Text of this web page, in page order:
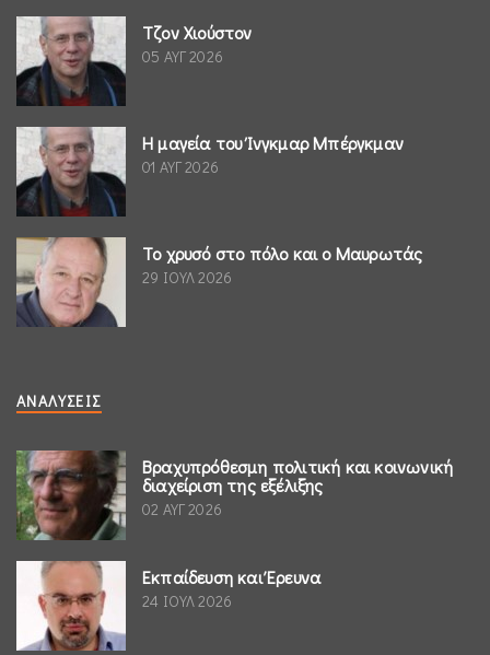
Τζον Χιούστον
05 ΑΥΓ 2026
Η μαγεία του Ίνγκμαρ Μπέργκμαν
01 ΑΥΓ 2026
Το χρυσό στο πόλο και ο Μαυρωτάς
29 ΙΟΥΛ 2026
ΑΝΑΛΎΣΕΙΣ
Βραχυπρόθεσμη πολιτική και κοινωνική
διαχείριση της εξέλιξης
02 ΑΥΓ 2026
Εκπαίδευση και Έρευνα
24 ΙΟΥΛ 2026